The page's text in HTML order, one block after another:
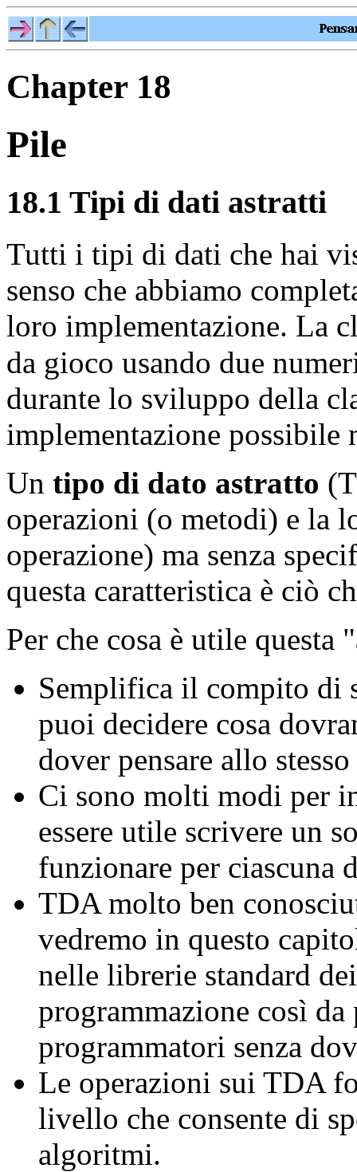
Chapter 18
Pile
18.1 Tipi di dati astratti
Tutti i tipi di dati che hai
senso che abbiamo
loro implementazione. La
da gioco usando due
durante lo sviluppo della
implementazione possibile
Un tipo di dato astratto
operazioni (o metodi) e la
operazione) ma senza
questa caratteristica è ciò
Per che cosa è utile questa
Semplifica il compito di
puoi decidere cosa
dover pensare allo
Ci sono molti modi per
essere utile scrivere un
funzionare per ciascuna
TDA molto ben
vedremo in questo
nelle librerie standard
programmazione così
programmatori senza
Le operazioni sui TDA
livello che consente di
algoritmi.